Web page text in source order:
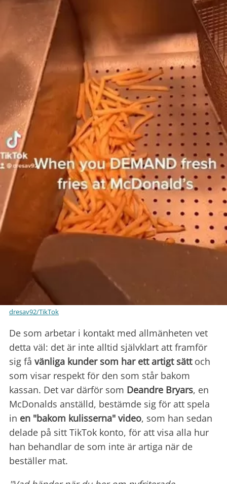
dresav92/TikTok
De som arbetar i kontakt med allmänheten vet
detta väl: det är inte alltid självklart att framför
sig få vänliga kunder som har ett artigt sätt och
som visar respekt för den som står bakom
kassan. Det var därför som Deandre Bryars, en
McDonalds anställd, bestämde sig för att spela
in en "bakom kulisserna" video, som han sedan
delade på sitt TikTok konto, för att visa alla hur
han behandlar de som inte är artiga när de
beställer mat.